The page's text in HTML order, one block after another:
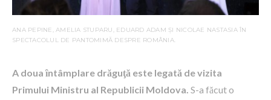
ANA PEPINE, AMELIA STUPARU, EDUARD ADAM ȘI NICOLAE NASTASIA ÎN
SPECTACOLUL DE PANTOMIMĂ DESPRE ROMÂNIA.
A doua ȋntâmplare drăguţă este legată de vizita
Primului Ministru al Republicii Moldova. S-a făcut o